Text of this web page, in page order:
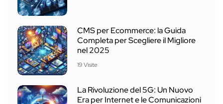
CMS per Ecommerce: la Guida
Completa per Scegliere il Migliore
nel 2025
19 Visite
La Rivoluzione del 5G: Un Nuovo
Era per Internet e le Comunicazioni